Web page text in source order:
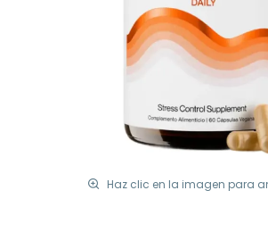
Haz clic en la imagen para